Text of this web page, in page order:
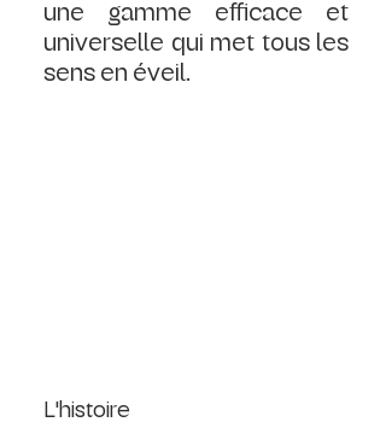
une gamme efficace et
universelle qui met tous les
sens en éveil.
L'histoire